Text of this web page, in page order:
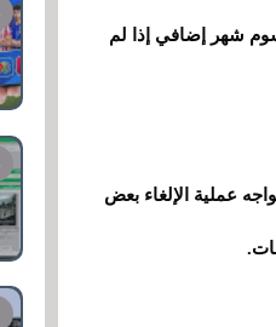
رسوم شهر إضافي إذا لم
عملية الإلغاء بعض